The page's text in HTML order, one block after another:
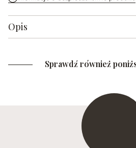
Opis
Sprawdź również